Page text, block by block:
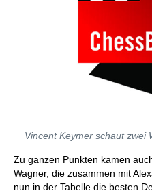
Vincent Keymer schaut zwei
Zu ganzen Punkten kamen
Wagner, die zusammen mit
nun in der Tabelle die besten